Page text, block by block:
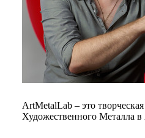
ArtMetalLab – это
Художественного Металла